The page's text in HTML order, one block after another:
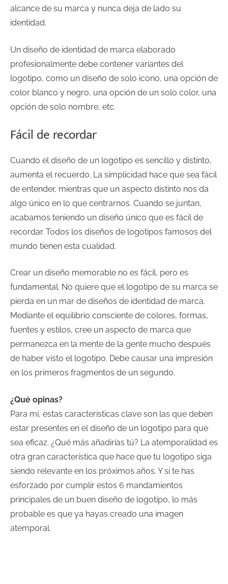
alcance de su marca y nunca deja de lado su
identidad.
Un diseño de identidad de marca elaborado
profesionalmente debe contener variantes del
logotipo, como un diseño de solo icono, una opción de
color blanco y negro, una opción de un solo color, una
opción de solo nombre, etc.
Fácil de recordar
Cuando el diseño de un logotipo es sencillo y distinto,
aumenta el recuerdo. La simplicidad hace que sea fácil
de entender, mientras que un aspecto distinto nos da
algo único en lo que centrarnos. Cuando se juntan,
acabamos teniendo un diseño único que es fácil de
recordar. Todos los diseños de logotipos famosos del
mundo tienen esta cualidad.
Crear un diseño memorable no es fácil, pero es
fundamental. No quiere que el logotipo de su marca se
pierda en un mar de diseños de identidad de marca.
Mediante el equilibrio consciente de colores, formas,
fuentes y estilos, cree un aspecto de marca que
permanezca en la mente de la gente mucho después
de haber visto el logotipo. Debe causar una impresión
en los primeros fragmentos de un segundo.
¿Qué opinas?
Para mí, estas características clave son las que deben
estar presentes en el diseño de un logotipo para que
sea eficaz. ¿Qué más añadirías tú? La atemporalidad es
otra gran característica que hace que tu logotipo siga
siendo relevante en los próximos años. Y si te has
esforzado por cumplir estos 6 mandamientos
principales de un buen diseño de logotipo, lo más
probable es que ya hayas creado una imagen
atemporal.